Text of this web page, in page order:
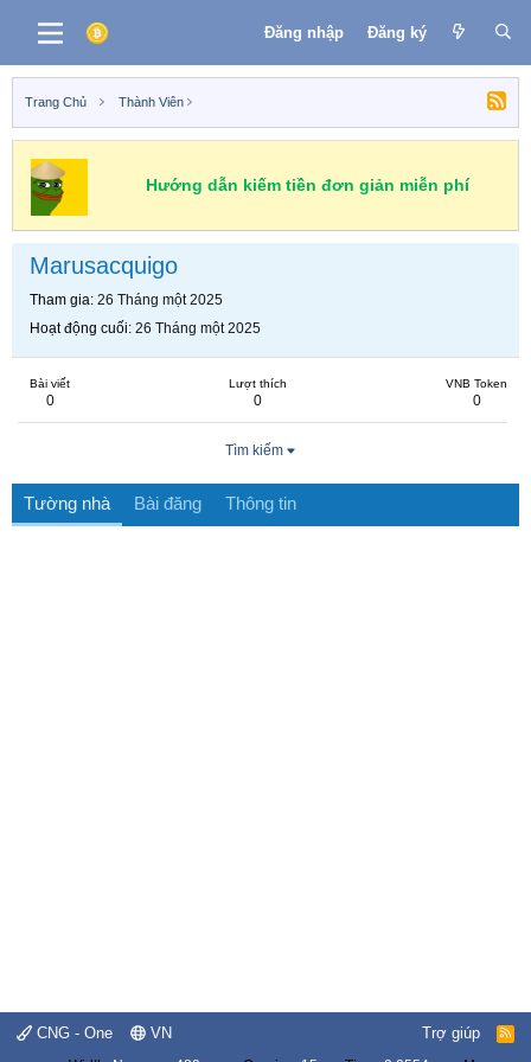
Đăng nhập Đăng ký
Trang Chủ Thành Viên
Hướng dẫn kiếm tiền đơn giản miễn phí
Marusacquigo
Tham gia 26 Tháng một 2025
Hoạt động cuối 26 Tháng một 2025
Bài viết
0
Lượt thích
0
VNB Token
0
Tìm kiếm
Tường nhà Bài đăng Thông tin
CNG - One VN Trợ giúp
R